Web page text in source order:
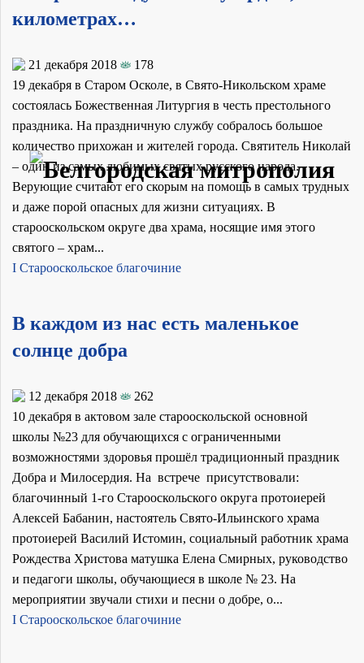
километрах…
21 декабря 2018
178
19 декабря в Старом Осколе, в Свято-Никольском храме
состоялась Божественная Литургия в честь престольного
праздника. На праздничную службу собралось большое
количество прихожан и жителей города. Святитель Николай
– один из самых любимых святых русского народа.
Верующие считают его скорым на помощь в самых трудных
и даже порой опасных для жизни ситуациях. В
старооскольском округе два храма, носящие имя этого
святого – храм...
I Старооскольское благочиние
В каждом из нас есть маленькое
солнце добра
12 декабря 2018
262
10 декабря в актовом зале старооскольской основной
школы №23 для обучающихся с ограниченными
возможностями здоровья прошёл традиционный праздник
Добра и Милосердия. На встрече присутствовали:
благочинный 1-го Старооскольского округа протоиерей
Алексей Бабанин, настоятель Свято-Ильинского храма
протоиерей Василий Истомин, социальный работник храма
Рождества Христова матушка Елена Смирных, руководство
и педагоги школы, обучающиеся в школе № 23. На
мероприятии звучали стихи и песни о добре, о...
I Старооскольское благочиние